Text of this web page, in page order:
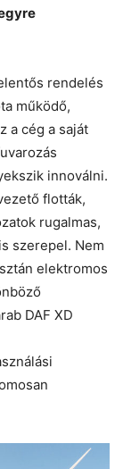
rendelés
működő,
a cég a saját
innoválni.
flották,
rugalmas,
szerepel. Nem
elektromos
DAF XD